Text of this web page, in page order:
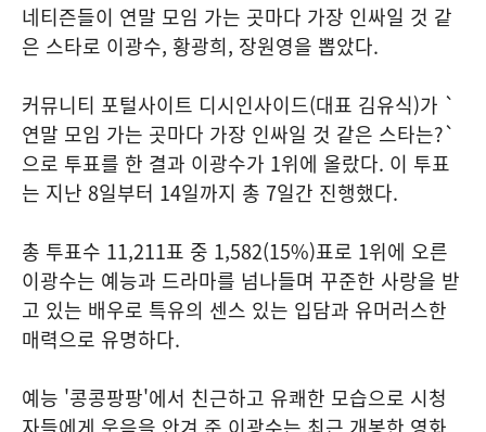
네티즌들이 연말 모임 가는 곳마다 가장 인싸일 것 같
은 스타로 이광수, 황광희, 장원영을 뽑았다.
커뮤니티 포털사이트 디시인사이드(대표 김유식)가 `
연말 모임 가는 곳마다 가장 인싸일 것 같은 스타는?`
으로 투표를 한 결과 이광수가 1위에 올랐다. 이 투표
는 지난 8일부터 14일까지 총 7일간 진행했다.
총 투표수 11,211표 중 1,582(15%)표로 1위에 오른
이광수는 예능과 드라마를 넘나들며 꾸준한 사랑을 받
고 있는 배우로 특유의 센스 있는 입담과 유머러스한
매력으로 유명하다.
예능 '콩콩팡팡'에서 친근하고 유쾌한 모습으로 시청